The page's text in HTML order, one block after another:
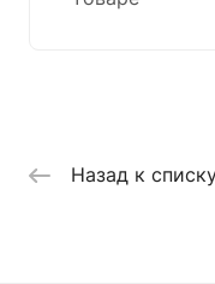
Назад к